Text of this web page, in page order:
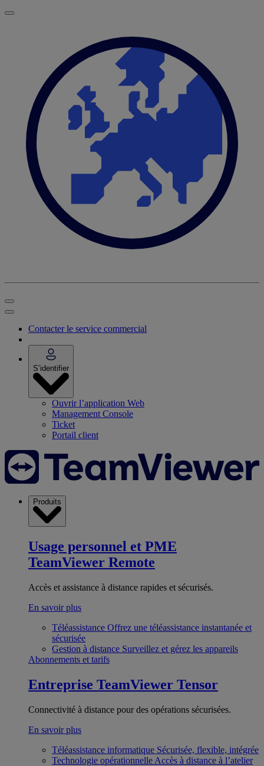
Contacter le service commercial
S’identifier
Ouvrir l’application Web
Management Console
Ticket
Portail client
Produits
Usage personnel et PME
TeamViewer Remote
Accès et assistance à distance rapides et sécurisés.
En savoir plus
Téléassistance Offrez une téléassistance instantanée et
sécurisée
Gestion à distance Surveillez et gérez les appareils
Abonnements et tarifs
Entreprise TeamViewer Tensor
Connectivité à distance pour des opérations sécurisées.
En savoir plus
Téléassistance informatique Sécurisée, flexible, intégrée
Technologie opérationnelle Accès à distance à l’atelier